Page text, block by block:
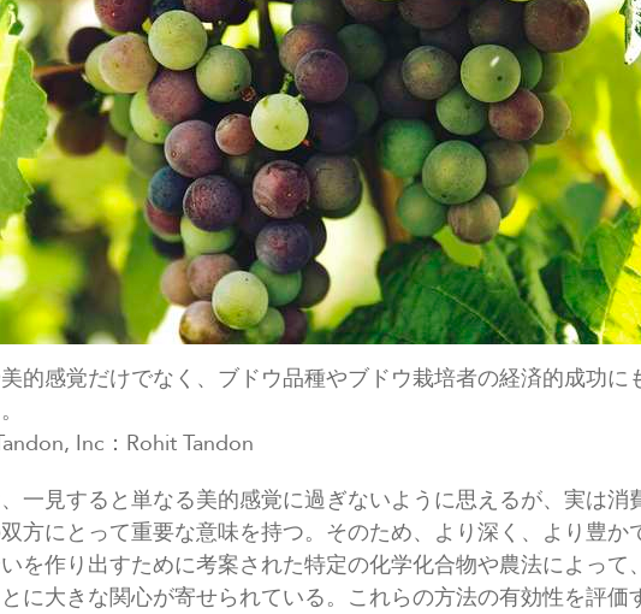
的感覚だけでなく、ブドウ品種やブドウ栽培者の経済的成功に
Inc：Rohit Tandon
一見すると単なる美的感覚に過ぎないように思えるが、実は消
方にとって重要な意味を持つ。そのため、より深く、より豊か
を作り出すために考案された特定の化学化合物や農法によって
に大きな関心が寄せられている。これらの方法の有効性を評価